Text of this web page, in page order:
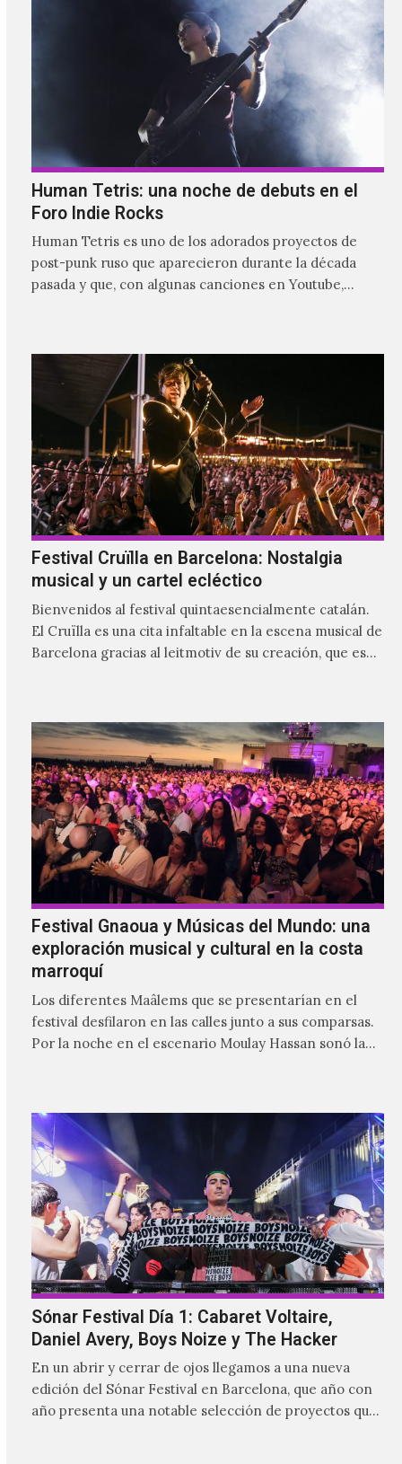
Human Tetris: una noche de debuts en el
Foro Indie Rocks
Human Tetris es uno de los adorados proyectos de
post-punk ruso que aparecieron durante la década
pasada y que, con algunas canciones en Youtube,
Festival Cruïlla en Barcelona: Nostalgia
musical y un cartel ecléctico
Bienvenidos al festival quintaesencialmente catalán.
El Cruïlla es una cita infaltable en la escena musical de
Barcelona gracias al leitmotiv de su creación, que es
Festival Gnaoua y Músicas del Mundo: una
exploración musical y cultural en la costa
marroquí
Los diferentes Maâlems que se presentarían en el
festival desfilaron en las calles junto a sus comparsas.
Por la noche en el escenario Moulay Hassan sonó la
Kouyou.
Sónar Festival Día 1: Cabaret Voltaire,
Daniel Avery, Boys Noize y The Hacker
En un abrir y cerrar de ojos llegamos a una nueva
edición del Sónar Festival en Barcelona, que año con
año presenta una notable selección de proyectos que